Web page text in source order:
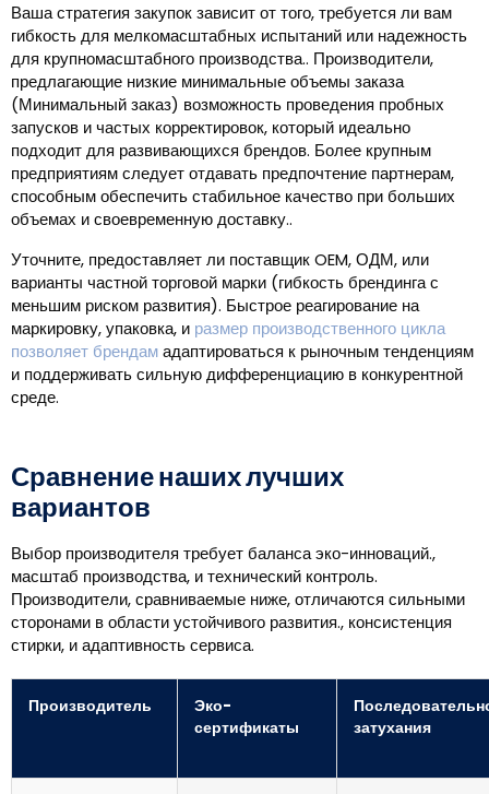
Ваша стратегия закупок зависит от того, требуется ли вам
гибкость для мелкомасштабных испытаний или надежность
для крупномасштабного производства.. Производители,
предлагающие низкие минимальные объемы заказа
(Минимальный заказ) возможность проведения пробных
запусков и частых корректировок, который идеально
подходит для развивающихся брендов. Более крупным
предприятиям следует отдавать предпочтение партнерам,
способным обеспечить стабильное качество при больших
объемах и своевременную доставку..
Уточните, предоставляет ли поставщик OEM, ОДМ, или
варианты частной торговой марки (гибкость брендинга с
меньшим риском развития). Быстрое реагирование на
маркировку, упаковка, и размер производственного цикла
позволяет брендамадаптироваться к рыночным тенденциям
и поддерживать сильную дифференциацию в конкурентной
среде.
Сравнение наших лучших
вариантов
Выбор производителя требует баланса эко-инноваций.,
масштаб производства, и технический контроль.
Производители, сравниваемые ниже, отличаются сильными
сторонами в области устойчивого развития., консистенция
стирки, и адаптивность сервиса.
Производитель
Эко-
сертификаты
затухания